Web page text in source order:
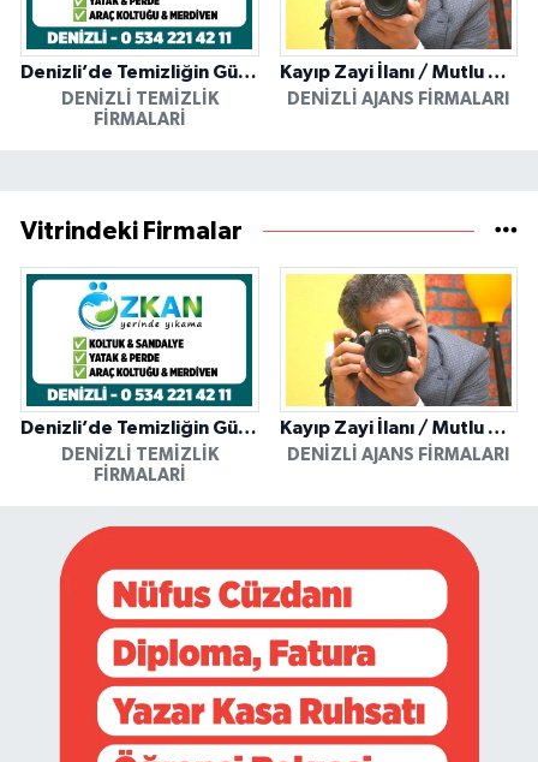
Denizli’de Temizliğin Güvenilir Adresi: Özkan Yerinde Yıkama
DENIZLI TEMIZLIK
FIRMALARI
Kayıp Zayi İlanı / Mutlu Ajans / Denizli
DENIZLI AJANS FIRMALARI
Vitrindeki Firmalar
Denizli’de Temizliğin Güvenilir Adresi: Özkan Yerinde Yıkama
DENIZLI TEMIZLIK
FIRMALARI
Kayıp Zayi İlanı / Mutlu Ajans / Denizli
DENIZLI AJANS FIRMALARI